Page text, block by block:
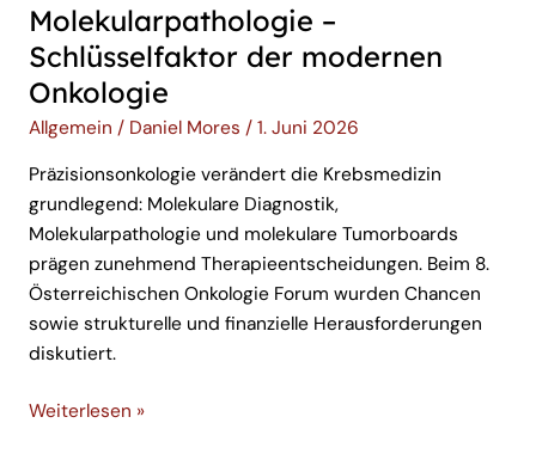
Molekularpathologie –
Schlüsselfaktor der modernen
Onkologie
Allgemein / Daniel Mores / 1. Juni 2026
Präzisionsonkologie verändert die Krebsmedizin
grundlegend: Molekulare Diagnostik,
Molekularpathologie und molekulare Tumorboards
prägen zunehmend Therapieentscheidungen. Beim 8.
Österreichischen Onkologie Forum wurden Chancen
sowie strukturelle und finanzielle Herausforderungen
diskutiert.
Weiterlesen »